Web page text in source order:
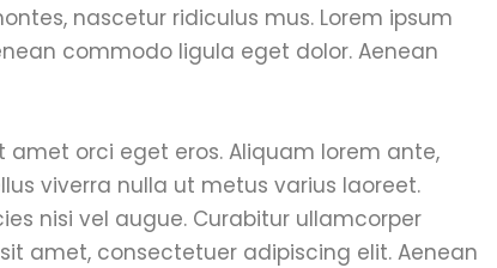
nascetur ridiculus mus. Lorem ipsum
commodo ligula eget dolor. Aenean
amet orci eget eros. Aliquam lorem ante,
viverra nulla ut metus varius laoreet.
nisi vel augue. Curabitur ullamcorper
amet, consectetuer adipiscing elit. Aenean